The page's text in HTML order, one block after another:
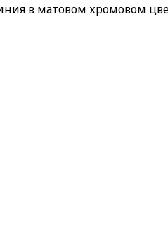
в матовом хромовом